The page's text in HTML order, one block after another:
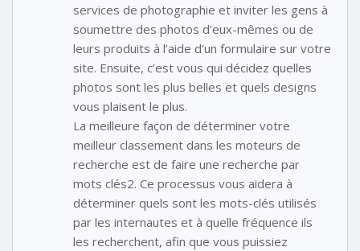
services de photographie et inviter les gens à
soumettre des photos d’eux-mêmes ou de
leurs produits à l’aide d’un formulaire sur votre
site. Ensuite, c’est vous qui décidez quelles
photos sont les plus belles et quels designs
vous plaisent le plus.
La meilleure façon de déterminer votre
meilleur classement dans les moteurs de
recherche est de faire une recherche par
mots clés2. Ce processus vous aidera à
déterminer quels sont les mots-clés utilisés
par les internautes et à quelle fréquence ils
les recherchent, afin que vous puissiez